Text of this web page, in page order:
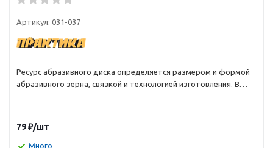
Артикул: 031-037
Ресурс абразивного диска определяется размером и формой
абразивного зерна, связкой и технологией изготовления. В
(например A30SBF) характеризует зернистость, твердость,
связку и структуру. Расшифровка спецификации:
79₽/шт
Много